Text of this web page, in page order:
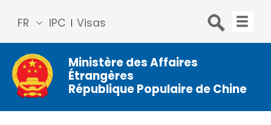
IPC Visas
FR
简体
中文
Engli
sh
Русс
Ministère des Affaires
Étrangères
République Populaire de Chine